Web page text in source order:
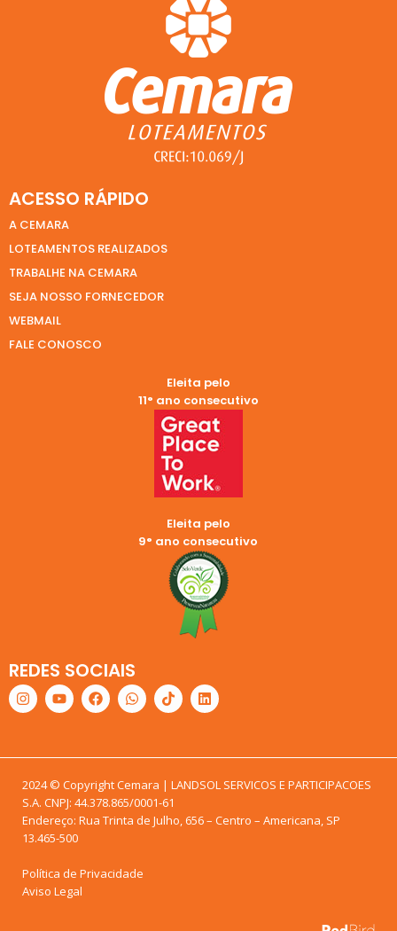
ACESSO RÁPIDO
A CEMARA
LOTEAMENTOS REALIZADOS
TRABALHE NA CEMARA
SEJA NOSSO FORNECEDOR
WEBMAIL
FALE CONOSCO
Eleita pelo
11° ano consecutivo
Eleita pelo
9° ano consecutivo
REDES SOCIAIS
2024 © Copyright Cemara | LANDSOL SERVICOS E PARTICIPACOES
S.A. CNPJ: 44.378.865/0001-61
Endereço: Rua Trinta de Julho, 656 – Centro – Americana, SP
13.465-500
Política de Privacidade
Aviso Legal